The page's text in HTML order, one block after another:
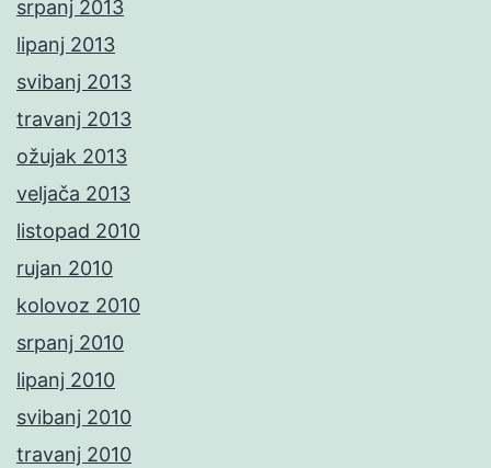
srpanj 2013
lipanj 2013
svibanj 2013
travanj 2013
ožujak 2013
veljača 2013
listopad 2010
rujan 2010
kolovoz 2010
srpanj 2010
lipanj 2010
svibanj 2010
travanj 2010